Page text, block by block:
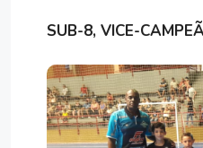
SUB-8, VICE-